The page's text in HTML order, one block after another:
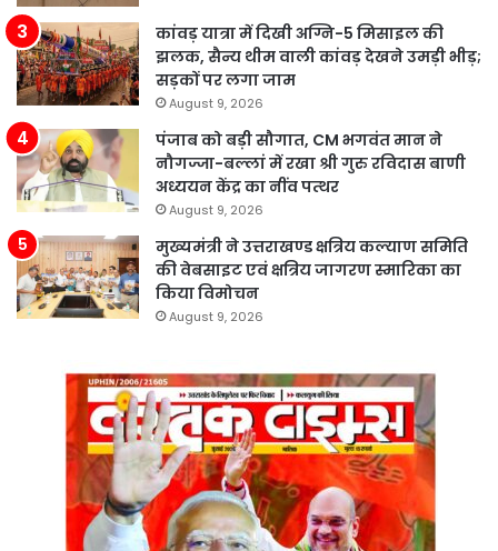
कांवड़ यात्रा में दिखी अग्नि-5 मिसाइल की
झलक, सैन्य थीम वाली कांवड़ देखने उमड़ी भीड़;
सड़कों पर लगा जाम
August 9, 2026
पंजाब को बड़ी सौगात, CM भगवंत मान ने
नौगज्जा-बल्लां में रखा श्री गुरु रविदास बाणी
अध्ययन केंद्र का नींव पत्थर
August 9, 2026
मुख्यमंत्री ने उत्तराखण्ड क्षत्रिय कल्याण समिति
की वेबसाइट एवं क्षत्रिय जागरण स्मारिका का
किया विमोचन
August 9, 2026